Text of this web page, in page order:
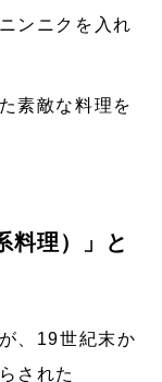
ンニクを入れ
素敵な料理を
料理）」と
、19世紀末か
された